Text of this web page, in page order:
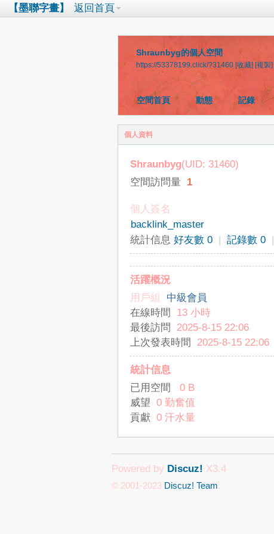
【墨聯字畫】 返回首頁
Shraunbyg的個人空間
https://53378199.click/?31460 [收藏] [複製]
空間首頁 動態 記錄
個人資料
Shraunbyg(UID: 31460)
空間訪問量
1
個人簽名
backlink_master
統計信息 好友數 0 | 記錄數 0 |
活躍概況
用戶組 中級會員
在線時間
13 小時
最後訪問
2025-8-15 22:06
上次發表時間
2025-8-15 22:06
統計信息
已用空間
0 B
威望 0 勤奮值
貢獻 0 汗水量
Powered by Discuz! X3.4
© 2001-2023 Discuz! Team.